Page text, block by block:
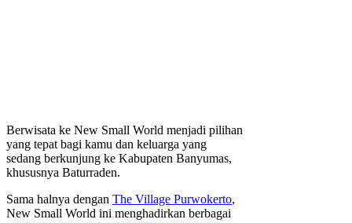
Berwisata ke New Small World menjadi pilihan
yang tepat bagi kamu dan keluarga yang
sedang berkunjung ke Kabupaten Banyumas,
khususnya Baturraden.
Sama halnya dengan The Village Purwokerto,
New Small World ini menghadirkan berbagai